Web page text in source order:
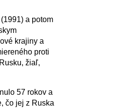
a potom
krajiny a
proti
žiaľ,
57 rokov a
čo jej z Ruska